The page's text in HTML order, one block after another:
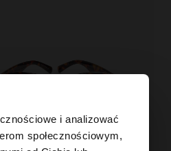
i analizować
społecznościowym,
×